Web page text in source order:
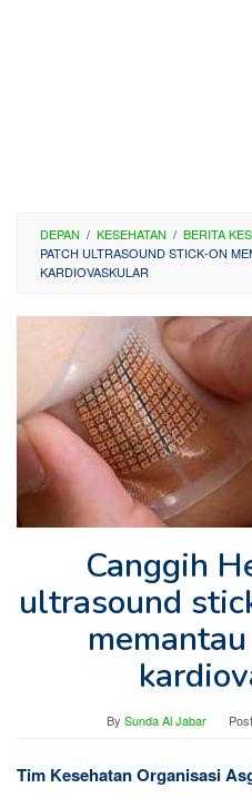
DEPAN / KESEHATAN / BERITA
PATCH ULTRASOUND STICK-ON
KARDIOVASKULAR
Canggih
ultrasound
By Sunda Al Jabar
Tim Kesehatan Organisasi